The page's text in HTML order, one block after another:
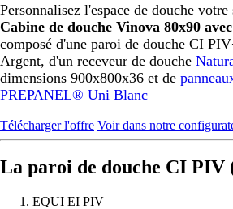
Personnalisez l'espace de douche
Cabine de douche Vinova 80x90
composé d'une paroi de douche CI
Argent, d'un receveur de douche
dimensions 900x800x36 et de
PREPANEL® Uni Blanc
Télécharger l'offre Voir dans notre
La paroi de douche CI PIV
EQUI EI PIV